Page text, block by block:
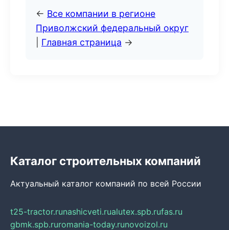
← Все компании в регионе
Приволжский федеральный округ
Главная страница →
Каталог строительных компаний
Актуальный каталог компаний по всей России
t25-tractor.runashicveti.rualutex.spb.rufas.ru
gbmk.spb.ruromania-today.runovoizol.ru